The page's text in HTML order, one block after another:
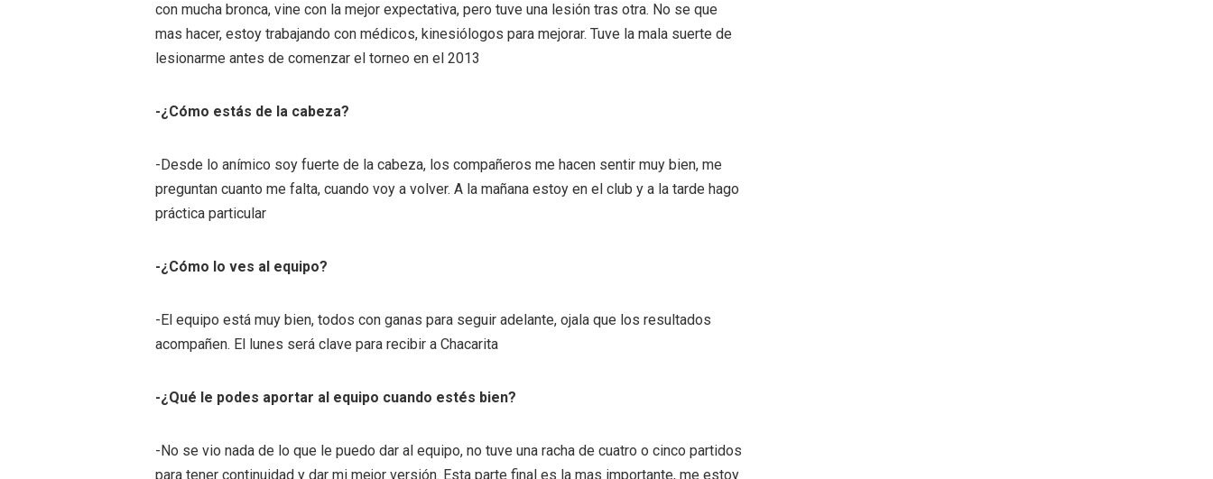
con mucha bronca, vine con la mejor expectativa, pero tuve una lesión tras otra. No se que
mas hacer, estoy trabajando con médicos, kinesiólogos para mejorar. Tuve la mala suerte de
lesionarme antes de comenzar el torneo en el 2013
-¿Cómo estás de la cabeza?
-Desde lo anímico soy fuerte de la cabeza, los compañeros me hacen sentir muy bien, me
preguntan cuanto me falta, cuando voy a volver. A la mañana estoy en el club y a la tarde hago
práctica particular
-¿Cómo lo ves al equipo?
-El equipo está muy bien, todos con ganas para seguir adelante, ojala que los resultados
acompañen. El lunes será clave para recibir a Chacarita
-¿Qué le podes aportar al equipo cuando estés bien?
-No se vio nada de lo que le puedo dar al equipo, no tuve una racha de cuatro o cinco partidos
para tener continuidad y dar mi mejor versión. Esta parte final es la mas importante, me estoy